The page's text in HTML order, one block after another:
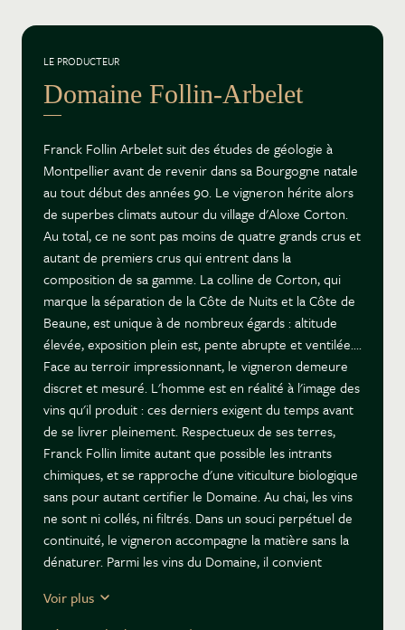
LE PRODUCTEUR
Domaine Follin-Arbelet
Franck Follin Arbelet suit des études de géologie à
Montpellier avant de revenir dans sa Bourgogne natale
au tout début des années 90. Le vigneron hérite alors
de superbes climats autour du village d'Aloxe Corton.
Au total, ce ne sont pas moins de quatre grands crus et
autant de premiers crus qui entrent dans la
composition de sa gamme. La colline de Corton, qui
marque la séparation de la Côte de Nuits et la Côte de
Beaune, est unique à de nombreux égards : altitude
élevée, exposition plein est, pente abrupte et ventilée....
Face au terroir impressionnant, le vigneron demeure
discret et mesuré. L'homme est en réalité à l'image des
vins qu'il produit : ces derniers exigent du temps avant
de se livrer pleinement. Respectueux de ses terres,
Franck Follin limite autant que possible les intrants
chimiques, et se rapproche d'une viticulture biologique
sans pour autant certifier le Domaine. Au chai, les vins
ne sont ni collés, ni filtrés. Dans un souci perpétuel de
continuité, le vigneron accompagne la matière sans la
dénaturer. Parmi les vins du Domaine, il convient
Vergelesses 1er cru "Les Fichots" : sous l'épaisse
Voir plus